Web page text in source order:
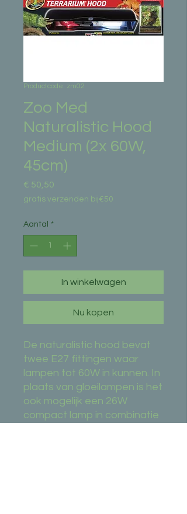
Productcode: zm02
Zoo Med
Naturalistic Hood
Medium (2x 60W,
45cm)
€ 50,50
gratis verzenden bij€50
Aantal *
In winkelwagen
Nu kopen
De naturalistic hood bevat
twee E27 fittingen waar
lampen tot 60W in kunnen. In
plaats van gloeilampen is het
ook mogelijk een 26W
compact lamp in combinatie